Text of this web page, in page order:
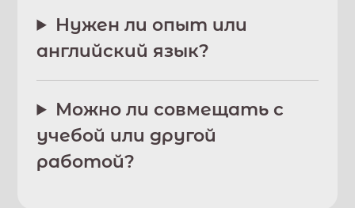
Нужен ли опыт или
английский язык?
Можно ли совмещать с
учебой или другой
работой?